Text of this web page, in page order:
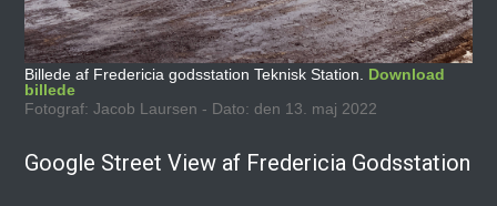
Billede af Fredericia godsstation Teknisk Station. Download
billede
Fotograf: Jacob Laursen - Dato: den 13. maj 2022
Google Street View af Fredericia Godsstation